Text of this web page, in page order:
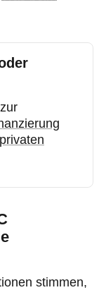
privaten
stimmen,